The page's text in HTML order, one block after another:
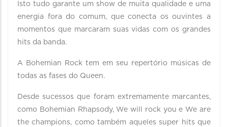
Isto tudo garante um show de muita qualidade e uma
energia fora do comum, que conecta os ouvintes a
momentos que marcaram suas vidas com os grandes
hits da banda.
A Bohemian Rock tem em seu repertório músicas de
todas as fases do Queen.
Desde sucessos que foram extremamente marcantes,
como Bohemian Rhapsody, We will rock you e We are
the champions, como também aqueles super hits que